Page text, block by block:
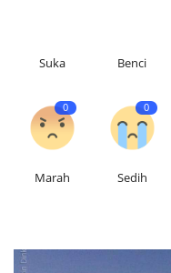
Suka Benci
0
Marah
0
Sedih